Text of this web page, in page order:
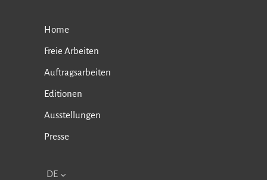
Home
Freie Arbeiten
Auftragsarbeiten
Editionen
Ausstellungen
Presse
DE